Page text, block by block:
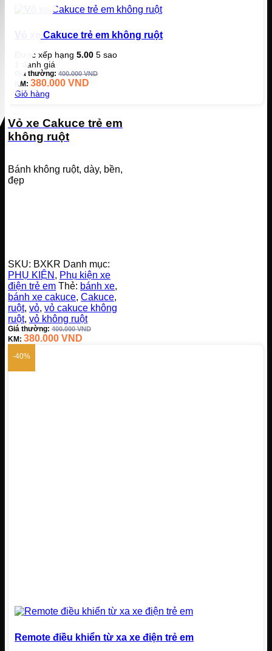
Vỏ xe Cakuce trẻ em không ruột
Được xếp hạng 5.00 5 sao
đánh giá
Giá thường: 400.000VND
KM: 380.000 VND
Giỏ hàng
Vỏ xe Cakuce trẻ em
không ruột
Bánh không ruột, dày, bền,
đẹp
SKU: BXKR Danh mục:
PHỤ KIỆN , Phụ kiện xe
điện trẻ em Thẻ: bánh xe,
bánh xe cakuce, Cakuce,
ruột, vỏ, vỏ cakuce không
ruột, vỏ không ruột
Giá thường: 400.000VND
KM: 380.000 VND
-40%
Remote điều khiển từ xa xe điện trẻ em